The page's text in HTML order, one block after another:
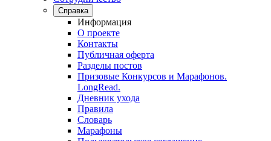
Справка
Информация
О проекте
Контакты
Публичная оферта
Разделы постов
Призовые Конкурсов и Марафонов.
LongRead.
Дневник ухода
Правила
Словарь
Марафоны